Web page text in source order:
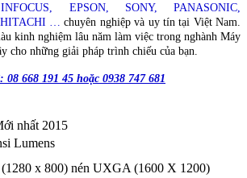
EPSON, SONY, PANASONIC,
…
chuyên nghiệp và uy tín tại Việt Nam.
kinh nghiệm lâu năm làm việc trong nghành Máy
cho những giải pháp trình chiếu của bạn.
668 191 45 hoặc 0938 747 681
nhất 2015
Lumens
x 800) nén UXGA (1600 X 1200)